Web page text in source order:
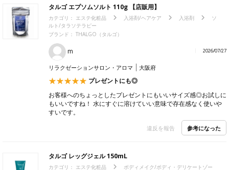
タルゴ エプソムソルト 110g 【店販用】
カテゴリ： エステ化粧品 入浴剤/ヘアケア 入浴剤
ソ
ルト/タラソテラピー
ブランド： THALGO（タルゴ）
m 2026/07/27
リラクゼーションサロン・アロマ 大阪府
プレゼントにも◎
お客様へのちょっとしたプレゼントにもいいサイズ感◎お試しに
もいいですね！ 水にすぐに溶けていい意味で存在感なく使いや
すいです。
違反を報告 参考になった
タルゴ レッグジェル 150mL
カテゴリ： エステ化粧品 ボディメイク/ボディ・デリケートゾー